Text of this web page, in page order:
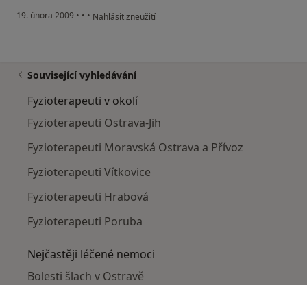
19. února 2009 • • • podle názoru uživatele Kamila K.
Nahlásit zneužití
Související vyhledávání
Fyzioterapeuti v okolí
Fyzioterapeuti Ostrava-Jih
Fyzioterapeuti Moravská Ostrava a Přívoz
Fyzioterapeuti Vítkovice
Fyzioterapeuti Hrabová
Fyzioterapeuti Poruba
Nejčastěji léčené nemoci
Bolesti šlach v Ostravě